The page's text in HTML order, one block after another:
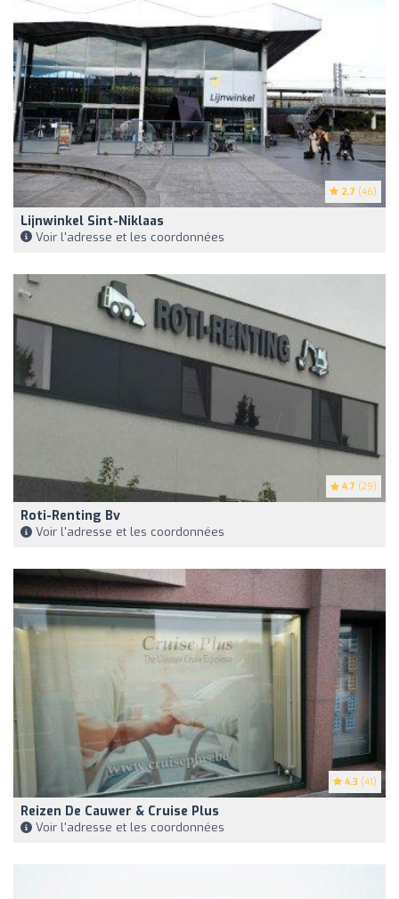
2.7 (46)
Lijnwinkel Sint-Niklaas
Voir l'adresse et les coordonnées
4.7 (29)
Roti-Renting Bv
Voir l'adresse et les coordonnées
4.3 (41)
Reizen De Cauwer & Cruise Plus
Voir l'adresse et les coordonnées